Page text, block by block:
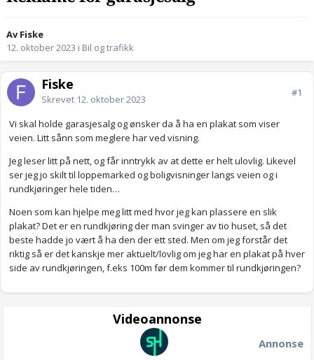
Av Fiske
12. oktober 2023 i Bil og trafikk
Fiske
Skrevet 12. oktober 2023
#1
Vi skal holde garasjesalg og ønsker da å ha en plakat som viser
veien. Litt sånn som meglere har ved visning.
Jeg leser litt på nett, og får inntrykk av at dette er helt ulovlig. Likevel
ser jeg jo skilt til loppemarked og boligvisninger langs veien og i
rundkjøringer hele tiden…
Noen som kan hjelpe meg litt med hvor jeg kan plassere en slik
plakat? Det er en rundkjøring der man svinger av tio huset, så det
beste hadde jo vært å ha den der ett sted. Men om jeg forstår det
riktig så er det kanskje mer aktuelt/lovlig om jeg har en plakat på hver
side av rundkjøringen, f.eks 100m før dem kommer til rundkjøringen?
Videoannonse
Annonse